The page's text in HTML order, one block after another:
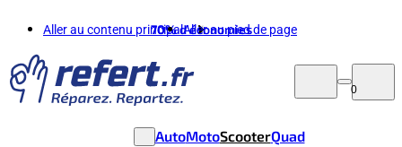
Aller au contenu principalAller au pied de page
70%d'économies
0
AutoMotoScooterQuad